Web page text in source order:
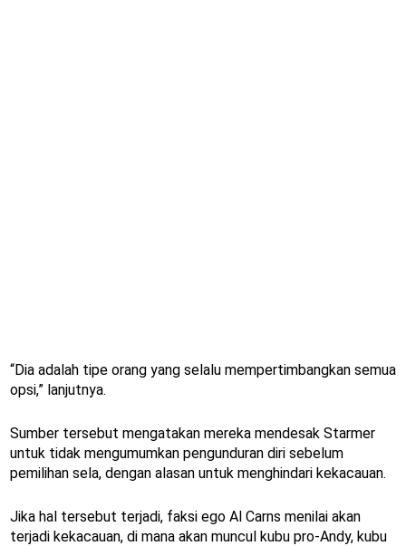
“Dia adalah tipe orang yang selalu mempertimbangkan semua
opsi,” lanjutnya.
Sumber tersebut mengatakan mereka mendesak Starmer
untuk tidak mengumumkan pengunduran diri sebelum
pemilihan sela, dengan alasan untuk menghindari kekacauan.
Jika hal tersebut terjadi, faksi ego Al Carns menilai akan
terjadi kekacauan, di mana akan muncul kubu pro-Andy, kubu